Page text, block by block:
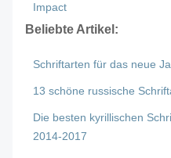
Impact
Beliebte Artikel:
Schriftarten für das neue
13 schöne russische
Die besten kyrillischen
2014-2017